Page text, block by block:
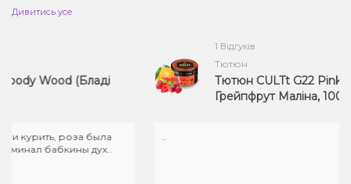
Дивитись усе
Wood (Бладі
роза была
бабкины дух..
1 Відгуків
Тютюн
Тютюн CULTt G22
Грейпфрут Маліна, 100 г)